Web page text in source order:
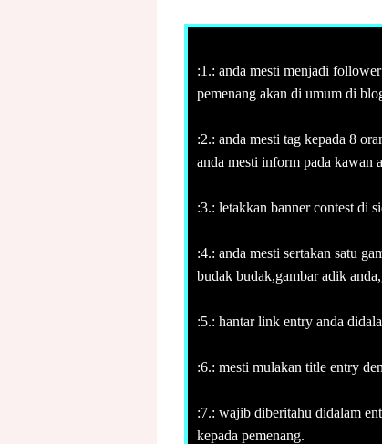
:1.: anda mesti menjadi
pemenang akan di umum di
:2.: anda mesti tag kepada 8
anda mesti inform pada kawan
:3.: letakkan banner contest di
:4.: anda mesti sertakan satu
budak budak,gambar adik
:5.: hantar link entry anda
:6.: mesti mulakan title entry
:7.: wajib diberitahu didalam
kepada pemenang.